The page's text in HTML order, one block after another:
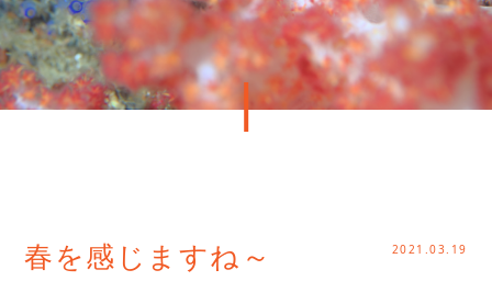
春を感じますね～
2021.03.19